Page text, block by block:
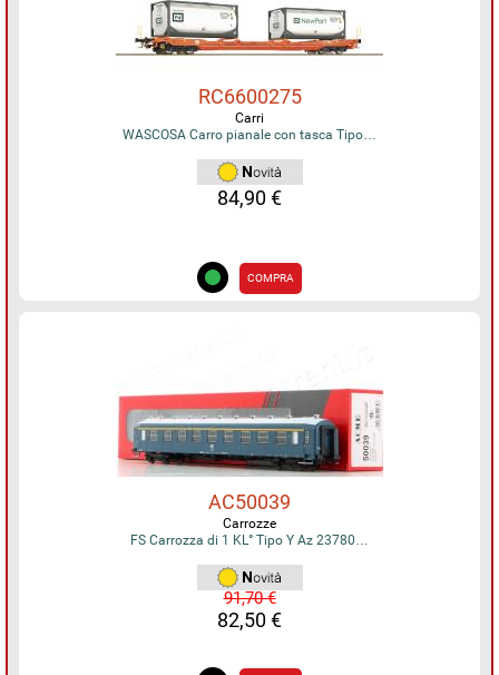
RC6600275
Carri
WASCOSA Carro pianale con tasca Tipo…
84,90 €
COMPRA
AC50039
Carrozze
FS Carrozza di 1 KL° Tipo Y Az 23780…
91,70 €
82,50 €